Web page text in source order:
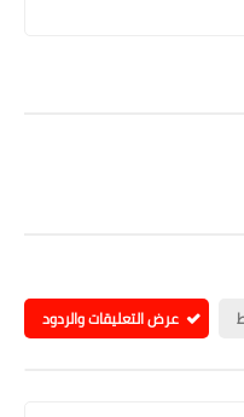
عرض التعليقات والردود